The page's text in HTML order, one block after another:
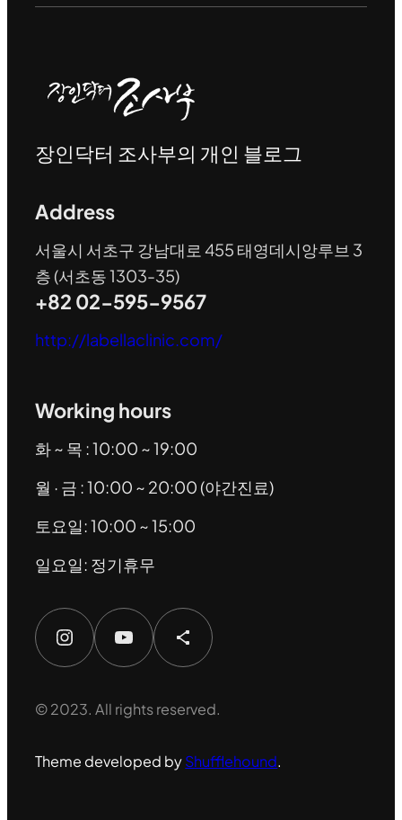
장인닥터 조사부의 개인 블로그
Address
서울시 서초구 강남대로 455 태영데시앙루브 3
층 (서초동 1303-35)
+82 02-595-9567
http://labellaclinic.com/
Working hours
화 ~ 목 : 10:00 ~ 19:00
월 · 금 : 10:00 ~ 20:00 (야간진료)
토요일: 10:00 ~ 15:00
일요일: 정기휴무
Instagram YouTube Share Icon
© 2023. All rights reserved.
Theme developed byShufflehound.